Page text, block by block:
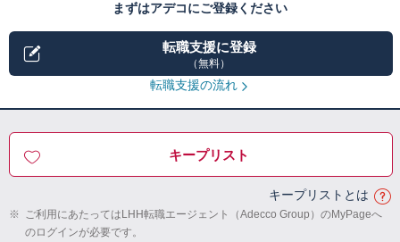
まずはアデコにご登録ください
転職支援に登録
（無料）
転職支援の流れ
キープリスト
キープリストとは
※ ご利用にあたってはLHH転職エージェント（Adecco Group）のMyPageへ
のログインが必要です。